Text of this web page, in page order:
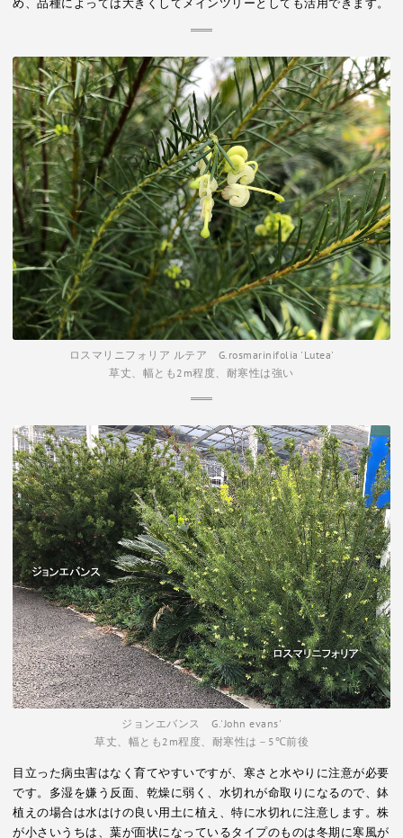
め、品種によっては大きくしてメインツリーとしても活用できます。
ロスマリニフォリア ルテア G.rosmarinifolia 'Lutea'
草丈、幅とも2m程度、耐寒性は強い
ジョンエバンス G.'John evans'
草丈、幅とも2m程度、耐寒性は－5℃前後
目立った病虫害はなく育てやすいですが、寒さと水やりに注意が必要
です。多湿を嫌う反面、乾燥に弱く、水切れが命取りになるので、鉢
植えの場合は水はけの良い用土に植え、特に水切れに注意します。株
が小さいうちは、葉が面状になっているタイプのものは冬期に寒風が